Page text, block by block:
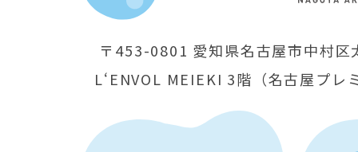
〒453-0801 愛知県名古屋市中村
L‘ENVOL MEIEKI 3階 （名古屋プ